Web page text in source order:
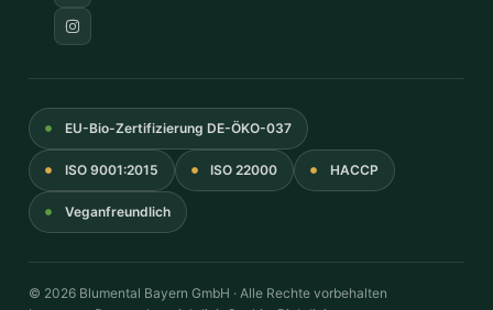
EU-Bio-Zertifizierung DE-ÖKO-037
ISO 9001:2015 ISO 22000 HACCP
Veganfreundlich
© 2026 Blumental Bayern GmbH · Alle Rechte vorbehalten